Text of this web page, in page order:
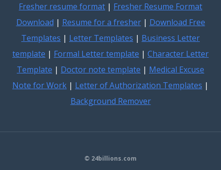
Fresher resume format | Fresher Resume Format
Download | Resume for a fresher| Download Free
Templates | Letter Templates | Business Letter
template | Formal Letter template | Character Letter
Template | Doctor note template | Medical Excuse
Note for Work | Letter of Authorization Templates |
Background Remover
© 24billions.com